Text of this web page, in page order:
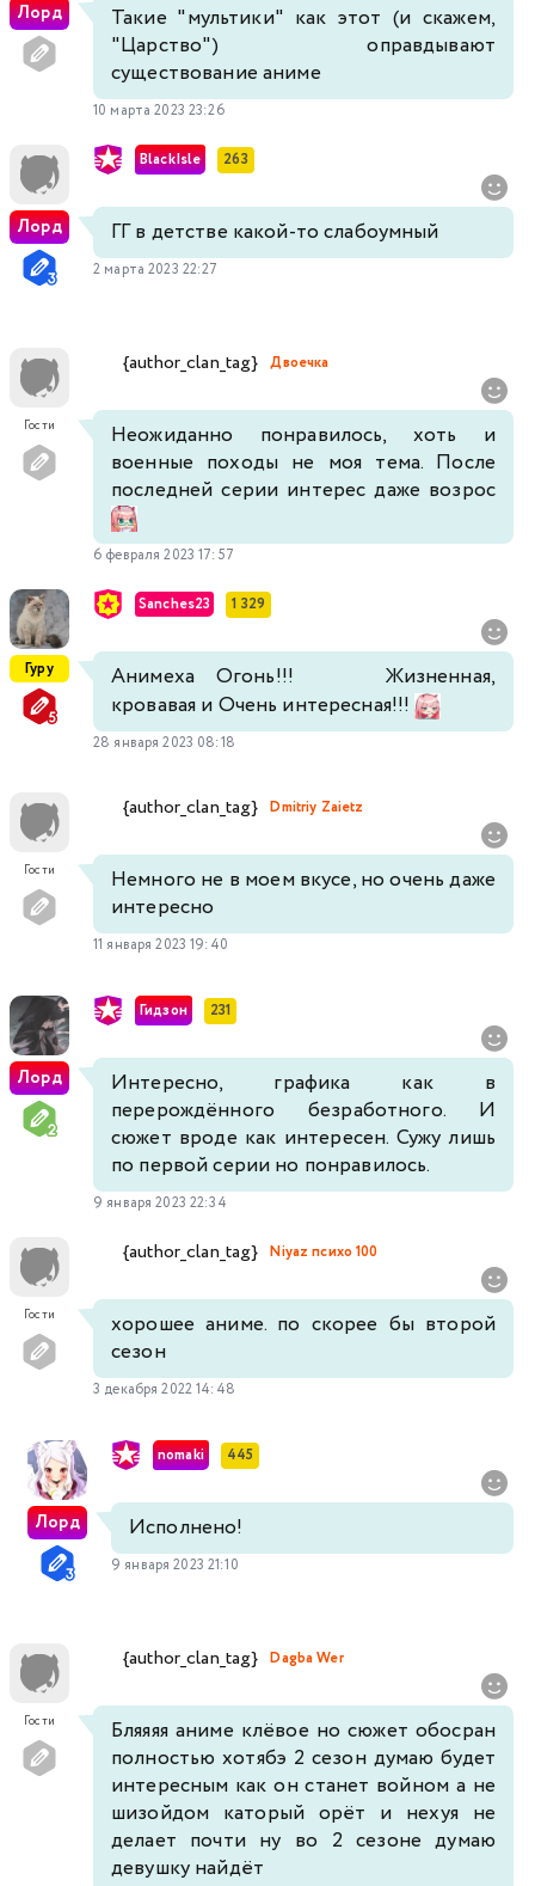
Лорд
Такие "мультики" как этот (и скажем,
"Царство") оправдывают
существование аниме
10 марта 2023 23:26
Лорд
BlackIsle 263
ГГ в детстве какой-то слабоумный
2 марта 2023 22:27
Гости
{author_clan_tag} Двоечка
Неожиданно понравилось, хоть и
военные походы не моя тема. После
последней серии интерес даже возрос
6 февраля 2023 17:57
Гуру
Sanches23 1 329
Анимеха Огонь!!!
Жизненная,
кровавая и Очень интересная!!!
28 января 2023 08:18
Гости
{author_clan_tag} Dmitriy Zaietz
Немного не в моем вкусе, но очень даже
интересно
11 января 2023 19:40
Лорд
Гидзон 231
Интересно, графика как в
перерождённого безработного. И
сюжет вроде как интересен. Сужу лишь
по первой серии но понравилось.
9 января 2023 22:34
Гости
{author_clan_tag} Niyaz психо 100
хорошее аниме. по скорее бы второй
сезон
3 декабря 2022 14:48
Лорд
nomaki 445
Исполнено!
9 января 2023 21:10
Гости
{author_clan_tag} Dagba Wer
Бляяяя аниме клёвое но сюжет обосран
полностью хотябэ 2 сезон думаю будет
интересным как он станет войном а не
шизойдом каторый орёт и нехуя не
делает почти ну во 2 сезоне думаю
девушку найдёт